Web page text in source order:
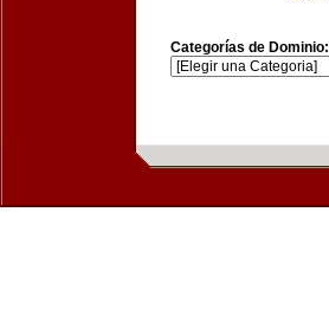
Categorías de Dominio: